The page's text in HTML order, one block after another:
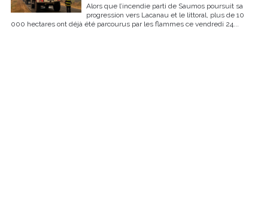
Alors que l’incendie parti de Saumos poursuit sa
progression vers Lacanau et le littoral, plus de 10
000 hectares ont déjà été parcourus par les flammes ce vendredi 24...